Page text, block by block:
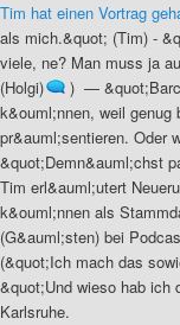
Tim hat einen Vortrag
als mich.&quot; (Tim) -
viele, ne? Man muss ja
(Holgi)
) —
k&ouml;nnen, weil genug
pr&auml;sentieren. Oder
&quot;Demn&auml;chst
Tim erl&auml;utert
k&ouml;nnen als
(G&auml;sten) bei
(&quot;Ich mach das
&quot;Und wieso hab ich
Karlsruhe.